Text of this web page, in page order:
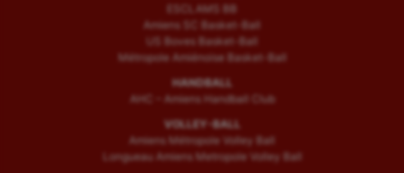
ESCLAMS BB
Amiens SC Basket-Ball
US Boves Basket-Ball
Métropole Amiénoise Basket-Ball
HANDBALL
AHC – Amiens Handball Club
VOLLEY-BALL
Amiens Métropole Volley Ball
Longueau Amiens Metropole Volley Ball